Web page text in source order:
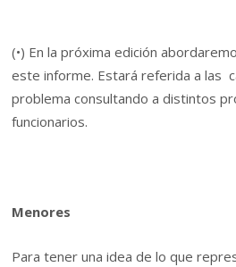
(•) En la próxima edición
este informe. Estará referida a las
problema consultando a distintos
funcionarios.
Menores
Para tener una idea de lo que